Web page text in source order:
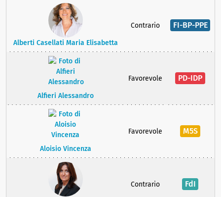
Alberti Casellati Maria Elisabetta
Contrario FI-BP-PPE
Alfieri Alessandro
Favorevole PD-IDP
Aloisio Vincenza
Favorevole M5S
Contrario FdI